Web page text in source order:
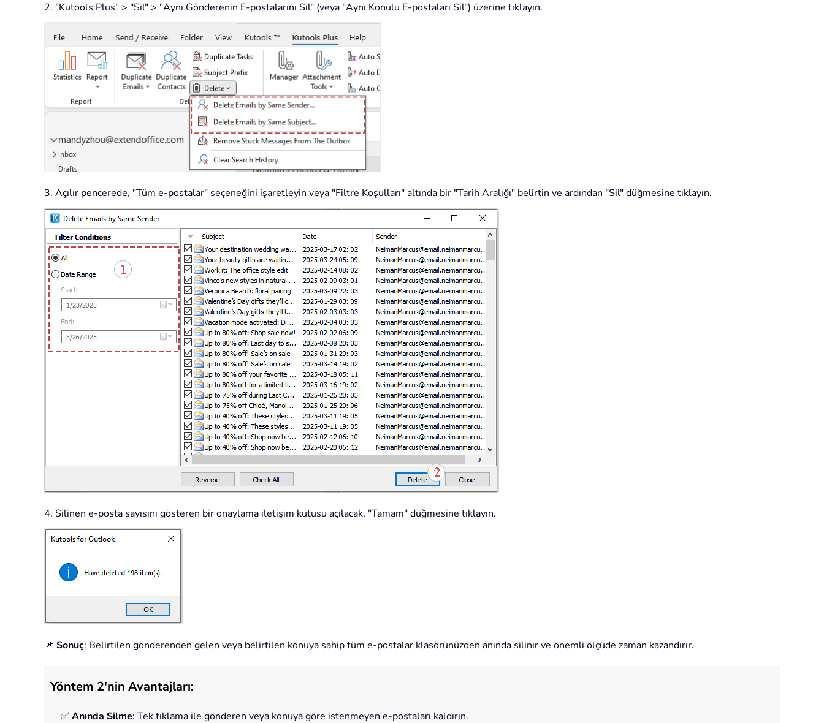
2. "Kutools Plus" > "Sil" > "Aynı Gönderenin E-postalarını Sil" (veya "Aynı Konulu E-postaları Sil") üzerine tıklayın.
3. Açılır pencerede, "Tüm e-postalar" seçeneğini işaretleyin veya "Filtre Koşulları" altında bir "Tarih Aralığı" belirtin ve ardından "Sil" düğmesine tıklayın.
4. Silinen e-posta sayısını gösteren bir onaylama iletişim kutusu açılacak. "Tamam" düğmesine tıklayın.
📌 Sonuç: Belirtilen gönderenden gelen veya belirtilen konuya sahip tüm e-postalar klasörünüzden anında silinir ve önemli ölçüde zaman kazandırır.
Yöntem 2'nin Avantajları:
✅ Anında Silme: Tek tıklama ile gönderen veya konuya göre istenmeyen e-postaları kaldırın.